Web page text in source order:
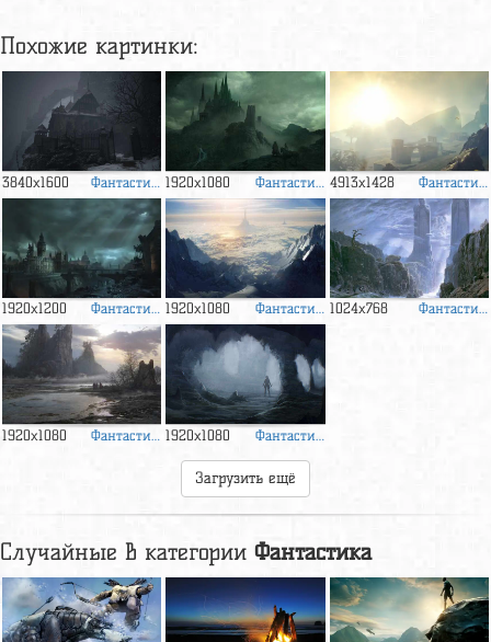
Похожие картинки:
3840x1600 Фантастика 1920x1080 Фантастика 4913x1428 Фантастика
1920x1200 Фантастика 1920x1080 Фантастика 1024x768 Фантастика
1920x1080 Фантастика 1920x1080 Фантастика
Загрузить ещё
Случайные в категории Фантастика